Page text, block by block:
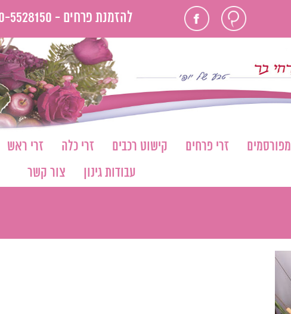
חוות
דעת
פייסבוק להזמנת פרחים - 5528150 |
מפורסמים זרי פרחים קישוט רכבים זרי כלה זרי ראש
עבודות גינון
צור קשר